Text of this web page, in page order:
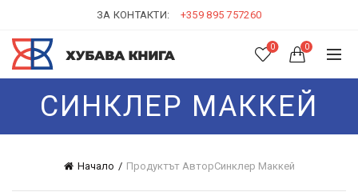
ЗА КОНТАКТИ: +359 895 757260
0 0
СИНКЛЕР МАККЕЙ
Начало Продуктът АвторСинклер Маккей